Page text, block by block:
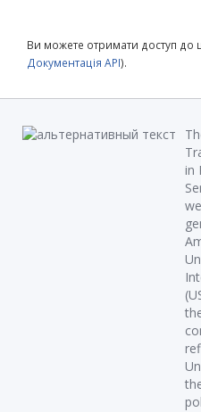
Ви можете отримати доступ до
Документація API).
in